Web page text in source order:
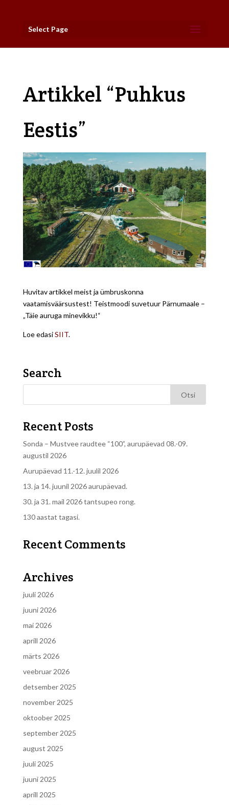
Select Page
Artikkel “Puhkus
Eestis”
Huvitav artikkel meist ja ümbruskonna
vaatamisväärsustest! Teistmoodi suvetuur Pärnumaale –
„Täie auruga minevikku!“
Loe edasiSIIT.
Search
Recent Posts
Sonda – Mustvee raudtee “100”, aurupäevad 08.-09.
augustil 2026
Aurupäevad 11.-12. juulil 2026
13. ja 14. juunil 2026 aurupäevad.
30. ja 31. mail 2026 tantsupeo rong.
130 aastat tagasi.
Recent Comments
Archives
juuli 2026
juuni 2026
mai 2026
aprill 2026
märts 2026
veebruar 2026
detsember 2025
november 2025
oktoober 2025
september 2025
august 2025
juuli 2025
juuni 2025
aprill 2025